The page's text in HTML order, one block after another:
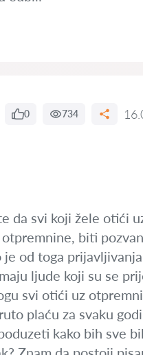
0 734
da svi koji žele otići
biti
od toga
ljude koji su se
svi otići uz
plaću za svaku
kako bih sve